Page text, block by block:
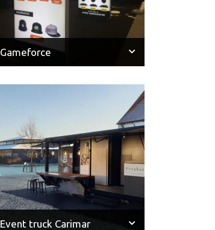
Gameforce
Event truck Carimar